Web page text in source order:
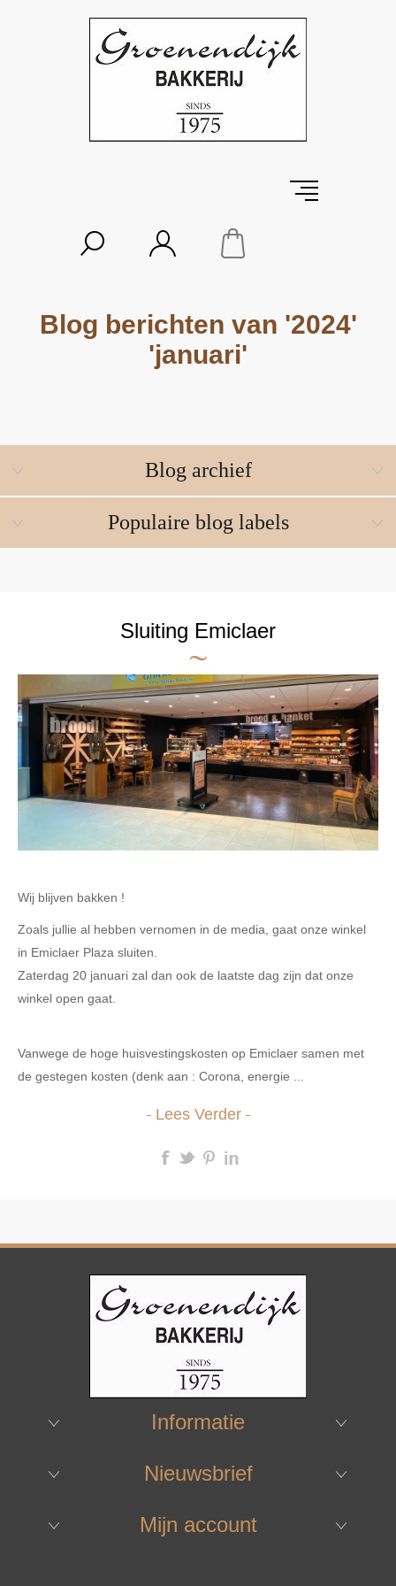
Blog berichten van '2024'
'januari'
Blog archief
Populaire blog labels
Sluiting Emiclaer
Wij blijven bakken !
Zoals jullie al hebben vernomen in de media, gaat onze winkel
in Emiclaer Plaza sluiten.
Zaterdag 20 januari zal dan ook de laatste dag zijn dat onze
winkel open gaat.
Vanwege de hoge huisvestingskosten op Emiclaer samen met
de gestegen kosten (denk aan : Corona, energie ...
Lees Verder
Informatie
Nieuwsbrief
Mijn account